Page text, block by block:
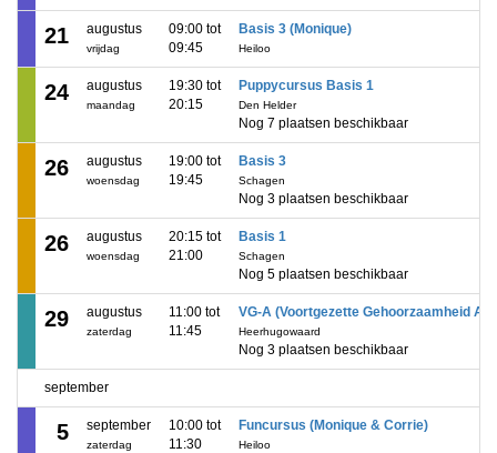
21 augustus
vrijdag
09:00 tot
09:45
Basis 3 (Monique)
Heiloo
24 augustus
maandag
19:30 tot
20:15
Puppycursus Basis 1
Den Helder
Nog 7 plaatsen beschikbaar
26 augustus
woensdag
19:00 tot
19:45
Basis 3
Schagen
Nog 3 plaatsen beschikbaar
26 augustus
woensdag
20:15 tot
21:00
Basis 1
Schagen
Nog 5 plaatsen beschikbaar
29 augustus
zaterdag
11:00 tot
11:45
VG-A (Voortgezette Gehoorzaamheid A)
Heerhugowaard
Nog 3 plaatsen beschikbaar
september
5 september
zaterdag
10:00 tot
11:30
Funcursus (Monique & Corrie)
Heiloo